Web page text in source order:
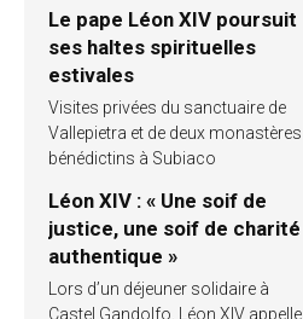
Le pape Léon XIV poursuit
ses haltes spirituelles
estivales
Visites privées du sanctuaire de
Vallepietra et de deux monastères
bénédictins à Subiaco
Léon XIV : « Une soif de
justice, une soif de charité
authentique »
Lors d’un déjeuner solidaire à
Castel Gandolfo, Léon XIV appelle